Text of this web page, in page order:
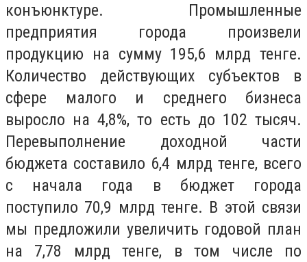
конъюнктуре. Промышленные
предприятия города произвели
продукцию на сумму 195,6 млрд тенге.
Количество действующих субъектов в
сфере малого и среднего бизнеса
выросло на 4,8%, то есть до 102 тысяч.
Перевыполнение доходной части
бюджета составило 6,4 млрд тенге, всего
с начала года в бюджет города
поступило 70,9 млрд тенге. В этой связи
мы предложили увеличить годовой план
на 7,78 млрд тенге, в том числе по